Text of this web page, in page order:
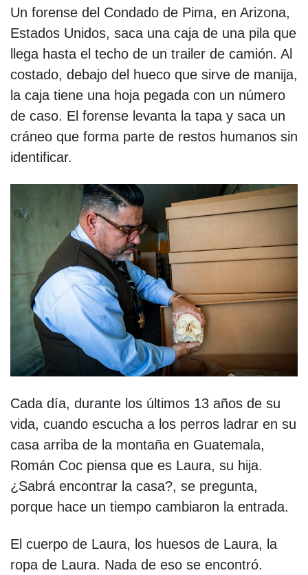
Un forense del Condado de Pima, en Arizona,
Estados Unidos, saca una caja de una pila que
llega hasta el techo de un trailer de camión. Al
costado, debajo del hueco que sirve de manija,
la caja tiene una hoja pegada con un número
de caso. El forense levanta la tapa y saca un
cráneo que forma parte de restos humanos sin
identificar.
Cada día, durante los últimos 13 años de su
vida, cuando escucha a los perros ladrar en su
casa arriba de la montaña en Guatemala,
Román Coc piensa que es Laura, su hija.
¿Sabrá encontrar la casa?, se pregunta,
porque hace un tiempo cambiaron la entrada.
El cuerpo de Laura, los huesos de Laura, la
ropa de Laura. Nada de eso se encontró.